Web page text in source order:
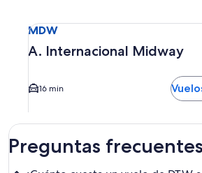
MDW
A. Internacional Midway
16 min
Preguntas frecuentes